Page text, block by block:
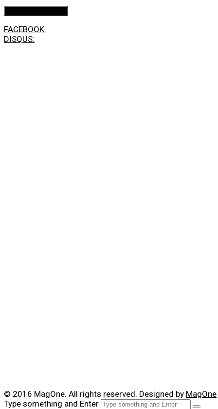
FACEBOOK:
DISQUS:
© 2016 MagOne. All rights reserved. Designed by MagOne
Type something and Enter